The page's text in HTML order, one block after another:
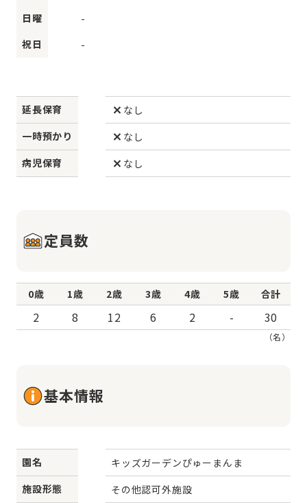
日曜
-
祝日
-
延長保育
なし
一時預かり
なし
病児保育
なし
定員数
0歳 1歳 2歳 3歳 4歳 5歳 合計
2 8 12 6 2 - 30
（名）
基本情報
園名
キッズガーデンぴゅーまんま
施設形態
その他認可外施設